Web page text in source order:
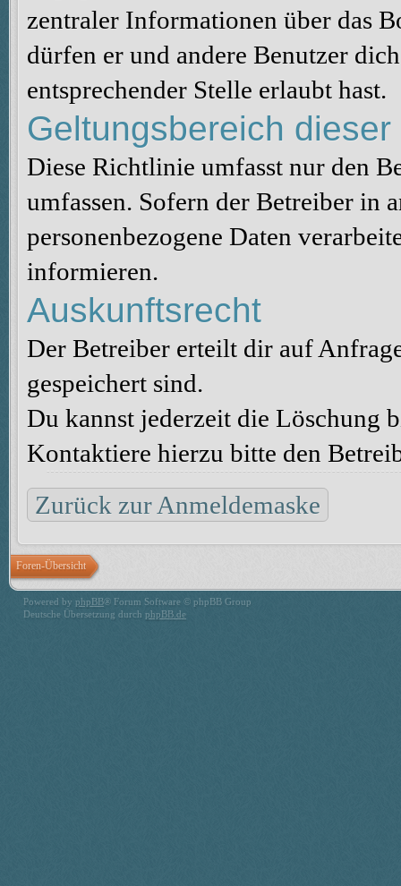
zentraler Informationen über das
dürfen er und andere Benutzer
entsprechender Stelle erlaubt hast.
Geltungsbereich
Diese Richtlinie umfasst nur den
umfassen. Sofern der Betreiber in
personenbezogene Daten
informieren.
Auskunftsrecht
Der Betreiber erteilt dir auf
gespeichert sind.
Du kannst jederzeit die Löschung
Kontaktiere hierzu bitte den
Zurück zur Anmeldemaske
Foren-Übersicht
Powered by phpBB® Forum Software © phpBB Group
Deutsche Übersetzung durch phpBB.de